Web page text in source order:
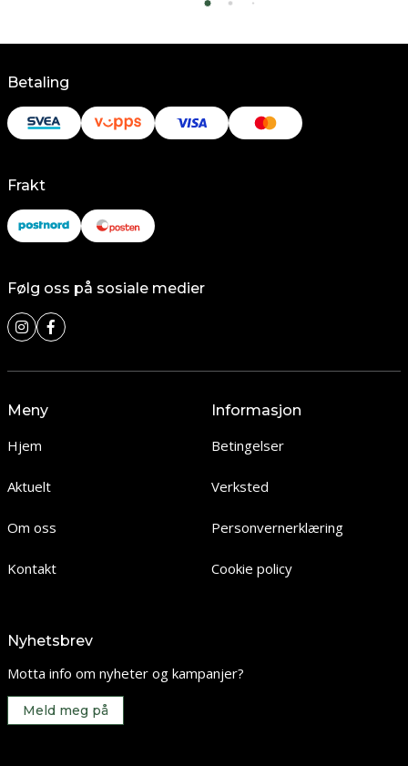
Betaling
Frakt
Følg oss på sosiale medier
Meny
Hjem
Aktuelt
Om oss
Kontakt
Informasjon
Betingelser
Verksted
Personvernerklæring
Cookie policy
Nyhetsbrev
Motta info om nyheter og kampanjer?
Meld meg på